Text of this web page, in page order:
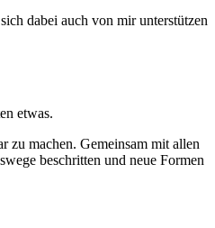
dabei auch von mir unterstützen
etwas.
zu machen. Gemeinsam mit allen
beschritten und neue Formen